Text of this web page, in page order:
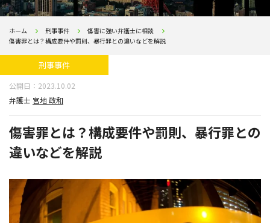
ホーム 刑事事件
傷害に強い弁護士に相談
傷害罪とは？構成要件や罰則、暴行罪との違いなどを解説
刑事事件
公開日： 2023.10.02
弁護士 宮地 政和
傷害罪とは？構成要件や罰則、暴行罪との
違いなどを解説